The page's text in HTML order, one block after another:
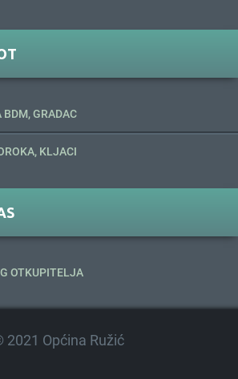
GRADAC
KLJACI
OTKUPITELJA
2021 Općina Ružić